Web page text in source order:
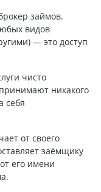
займов.
видов
— это доступ
чисто
никакого
себя
от своего
заёмщику
его имени